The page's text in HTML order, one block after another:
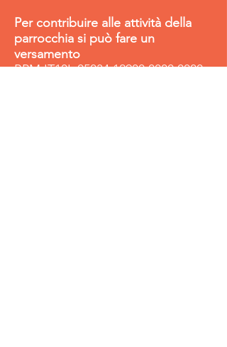
Per contribuire alle attività della
parrocchia si può fare un
versamento
BPM IT10L05034 12900 0000 0000